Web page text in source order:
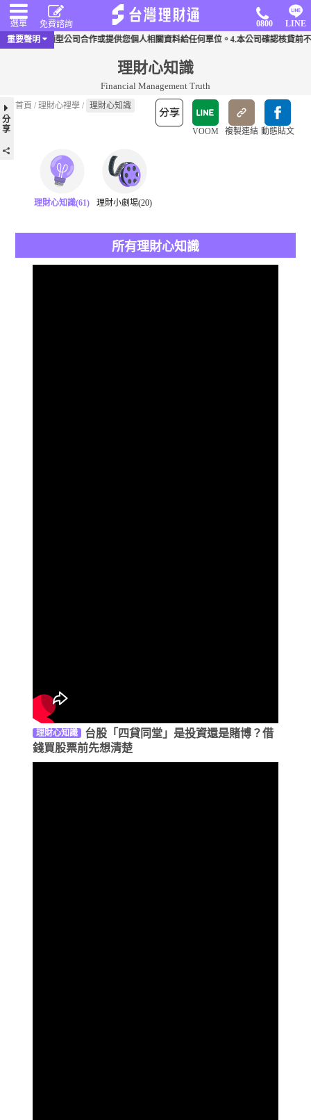
選單 免費諮詢 0800
LINE
重要聲明
與同類型公司合作或提供您個人相關資料給任何單位。4.本公司確認核貸前不
理財心知識
Financial Management Truth
VOOM 複製連結 動態貼文
分
享
首頁 / 理財心裡學 / 理財心知識
理財心知識(61) 理財小劇場(20)
所有理財心知識
理財心知識
台股「四貸同堂」是投資還是賭博？借
錢買股票前先想清楚